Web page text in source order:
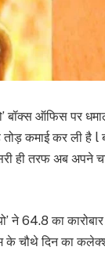
बॉक्स ऑफिस पर
कमाई कर ली है l
ही तरफ अब
ने 64.8 का
के चौथे दिन का